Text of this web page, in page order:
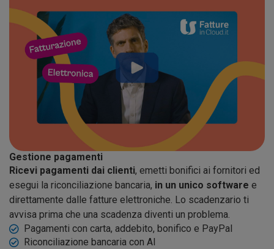
Gestione pagamenti
Ricevi pagamenti dai clienti, emetti bonifici ai fornitori ed
esegui la riconciliazione bancaria, in un unico software e
direttamente dalle fatture elettroniche. Lo scadenzario ti
avvisa prima che una scadenza diventi un problema.
Pagamenti con carta, addebito, bonifico e PayPal
Riconciliazione bancaria con AI